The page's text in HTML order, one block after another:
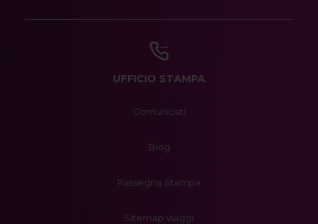
UFFICIO STAMPA
Comunicati
Blog
Rassegna Stampa
Sitemap viaggi